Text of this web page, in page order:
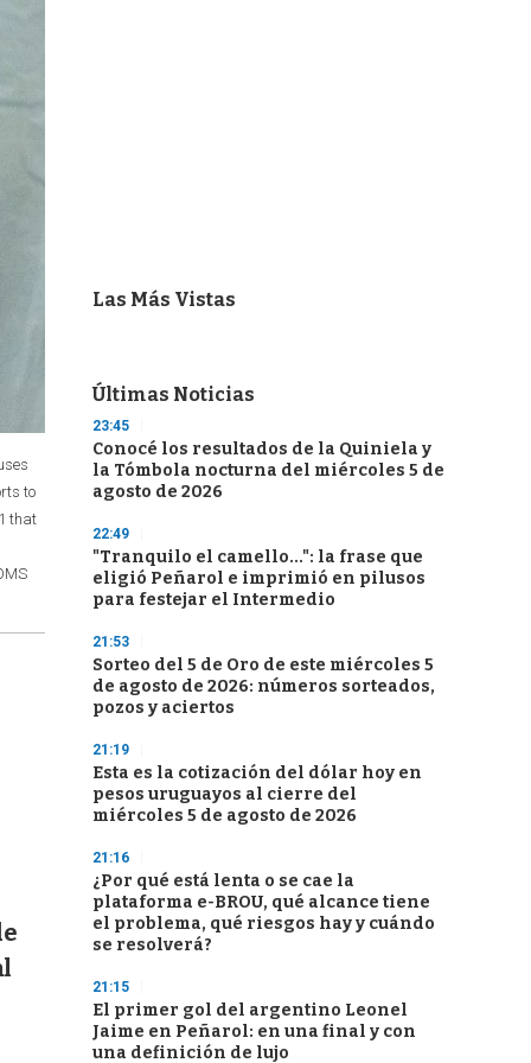
to
that
Las Más Vistas
Últimas Noticias
23:45
Conocé los resultados de la Quiniela y
la Tómbola nocturna del miércoles 5 de
agosto de 2026
22:49
"Tranquilo el camello...": la frase que
eligió Peñarol e imprimió en pilusos
para festejar el Intermedio
21:53
Sorteo del 5 de Oro de este miércoles 5
de agosto de 2026: números sorteados,
pozos y aciertos
21:19
Esta es la cotización del dólar hoy en
pesos uruguayos al cierre del
miércoles 5 de agosto de 2026
21:16
¿Por qué está lenta o se cae la
plataforma e-BROU, qué alcance tiene
el problema, qué riesgos hay y cuándo
se resolverá?
21:15
El primer gol del argentino Leonel
Jaime en Peñarol: en una final y con
una definición de lujo